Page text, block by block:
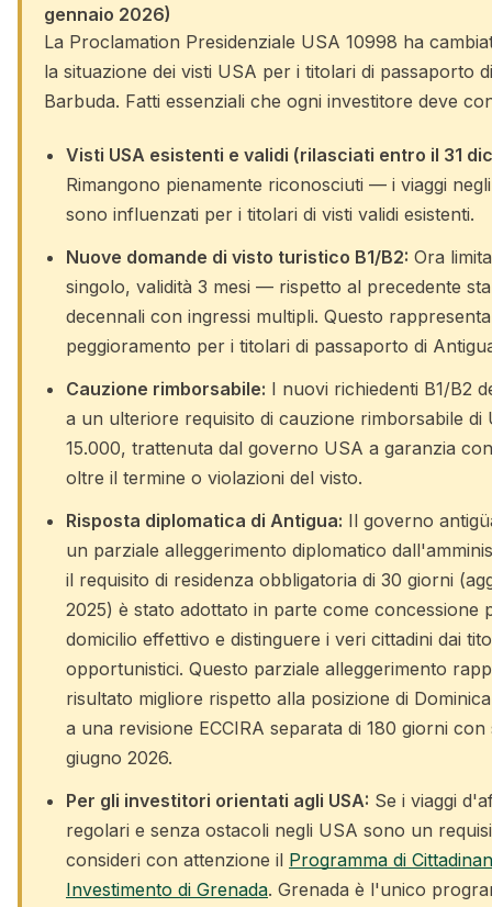
gennaio 2026)
La Proclamation Presidenziale USA 10998 ha
la situazione dei visti USA per i titolari di passaporto
Barbuda. Fatti essenziali che ogni investitore deve
Visti USA esistenti e validi (rilasciati entro il 31
Rimangono pienamente riconosciuti — i viaggi
sono influenzati per i titolari di visti validi esistenti.
Nuove domande di visto turistico B1/B2: Ora
singolo, validità 3 mesi — rispetto al precedente
decennali con ingressi multipli. Questo
peggioramento per i titolari di passaporto di
Cauzione rimborsabile: I nuovi richiedenti B1/B2
a un ulteriore requisito di cauzione rimborsabile di
15.000, trattenuta dal governo USA a garanzia
oltre il termine o violazioni del visto.
Risposta diplomatica di Antigua: Il governo
un parziale alleggerimento diplomatico
il requisito di residenza obbligatoria di 30 giorni
2025) è stato adottato in parte come concessione
domicilio effettivo e distinguere i veri cittadini dai
opportunistici. Questo parziale alleggerimento
risultato migliore rispetto alla posizione di
a una revisione ECCIRA separata di 180 giorni con
giugno 2026.
Per gli investitori orientati agli USA: Se i viaggi
regolari e senza ostacoli negli USA sono un
consideri con attenzione il Programma di
Investimento di Grenada. Grenada è l'unico